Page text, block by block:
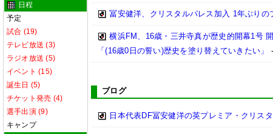
日程
予定
試合 (19)
テレビ放送 (3)
ラジオ放送 (5)
イベント (15)
誕生日 (5)
チケット発売 (4)
選手出演 (9)
キャンプ
冨安健洋、クリスタルパレス加入 1年ぶりの
横浜FM、16歳・三井寺真が歴史的開幕1号
「(16歳0日の誓い)歴史を塗り替えていきたい」
-
ブログ
日本代表DF冨安健洋の英プレミア・クリス